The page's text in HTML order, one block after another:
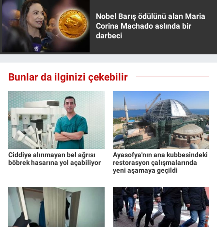
Nobel Barış ödülünü alan Maria
Corina Machado aslında bir
darbeci
Bunlar da ilginizi çekebilir
Ciddiye alınmayan bel ağrısı
böbrek hasarına yol açabiliyor
Ayasofya'nın ana kubbesindeki
restorasyon çalışmalarında
yeni aşamaya geçildi